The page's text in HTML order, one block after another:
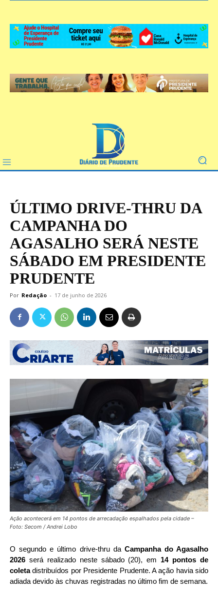
ÚLTIMO DRIVE-THRU DA
CAMPANHA DO
AGASALHO SERÁ NESTE
SÁBADO EM PRESIDENTE
PRUDENTE
Por Redação - 17 de junho de 2026
Ação acontecerá em 14 pontos de arrecadação espalhados pela cidade –
Foto: Secom / Andrei Lobo
O segundo e último drive-thru da Campanha do Agasalho
2026 será realizado neste sábado (20), em 14 pontos de
coletadistribuídos por Presidente Prudente. A ação havia sido
adiada devido às chuvas registradas no último fim de semana.